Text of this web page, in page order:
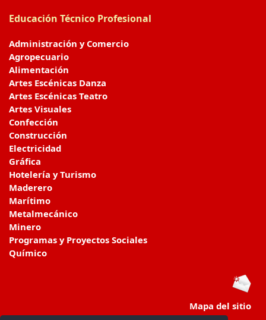
Educación Técnico Profesional
Administración y Comercio
Agropecuario
Alimentación
Artes Escénicas Danza
Artes Escénicas Teatro
Artes Visuales
Confección
Construcción
Electricidad
Gráfica
Hotelería y Turismo
Maderero
Marítimo
Metalmecánico
Minero
Programas y Proyectos Sociales
Químico
Mapa del sitio